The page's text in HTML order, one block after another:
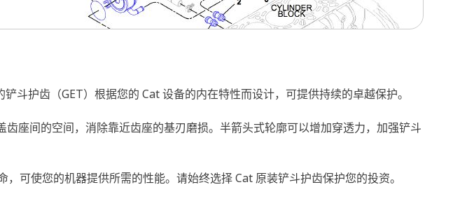
护齿（GET）根据您的 Cat 设备的内在特性而设计，可提供持续的卓越保护。
座间的空间，消除靠近齿座的基刃磨损。半箭头式轮廓可以增加穿透力，加强铲斗
可使您的机器提供所需的性能。请始终选择 Cat 原装铲斗护齿保护您的投资。